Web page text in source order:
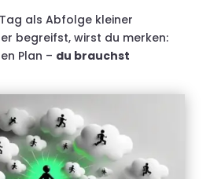
als Abfolge kleiner
begreifst, wirst du merken:
Plan – du brauchst